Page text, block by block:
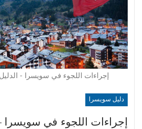
إجراءات اللجوء في سويسرا - الدليل
دليل سويسرا
إجراءات اللجوء في سويسرا